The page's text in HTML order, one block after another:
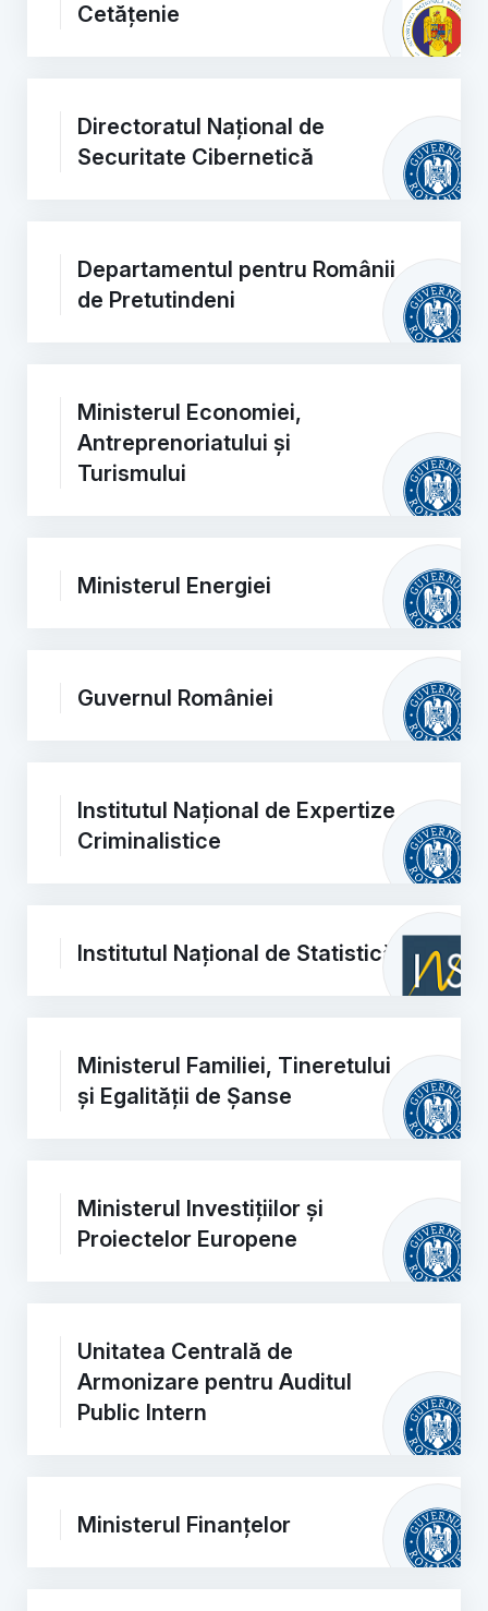
Cetățenie
Directoratul Național de
Securitate Cibernetică
Departamentul pentru Românii
de Pretutindeni
Ministerul Economiei,
Antreprenoriatului și
Turismului
Ministerul Energiei
Guvernul României
Institutul Național de Expertize
Criminalistice
Institutul Național de Statistică
Ministerul Familiei, Tineretului
și Egalității de Șanse
Ministerul Investițiilor și
Proiectelor Europene
Unitatea Centrală de
Armonizare pentru Auditul
Public Intern
Ministerul Finanțelor